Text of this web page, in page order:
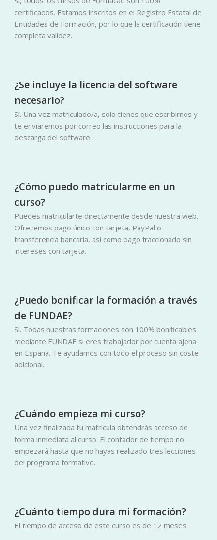
certificados. Estamos inscritos en el Registro Estatal de
Entidades de Formación, por lo que la certificación tiene
completa validez.
¿Se incluye la licencia del software
necesario?
Sí. Una vez matriculado/a, solo tienes que escribirnos y
te enviaremos por correo las instrucciones para la
descarga del software.
¿Cómo puedo matricularme en un
curso?
Puedes matricularte directamente desde nuestra web.
Ofrecemos pago único con tarjeta, PayPal o
transferencia bancaria, así como pago fraccionado sin
intereses con tarjeta.
¿Puedo bonificar la formación a través
de FUNDAE?
Sí. Todas nuestras formaciones son 100% bonificables
mediante FUNDAE si eres trabajador por cuenta ajena
en España. Te ayudamos con todo el proceso sin coste
adicional.
¿Cuándo empieza mi curso?
Una vez finalizada tu matrícula obtendrás acceso de
forma inmediata al curso. El contador de tiempo no
empezará hasta que no hayas realizado tres lecciones
del programa formativo.
¿Cuánto tiempo dura mi formación?
El tiempo de acceso de este curso es de 12 meses.